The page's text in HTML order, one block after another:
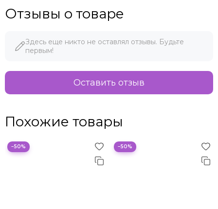
Отзывы о товаре
Здесь еще никто не оставлял отзывы. Будьте
первым!
Оставить отзыв
Похожие товары
−50% −50%